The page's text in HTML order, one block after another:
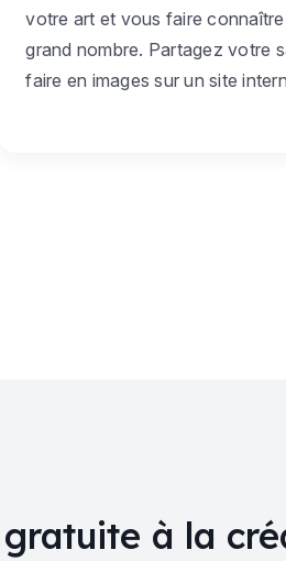
votre art et vous faire connaître
grand nombre. Partagez votre
faire en images sur un site
à la